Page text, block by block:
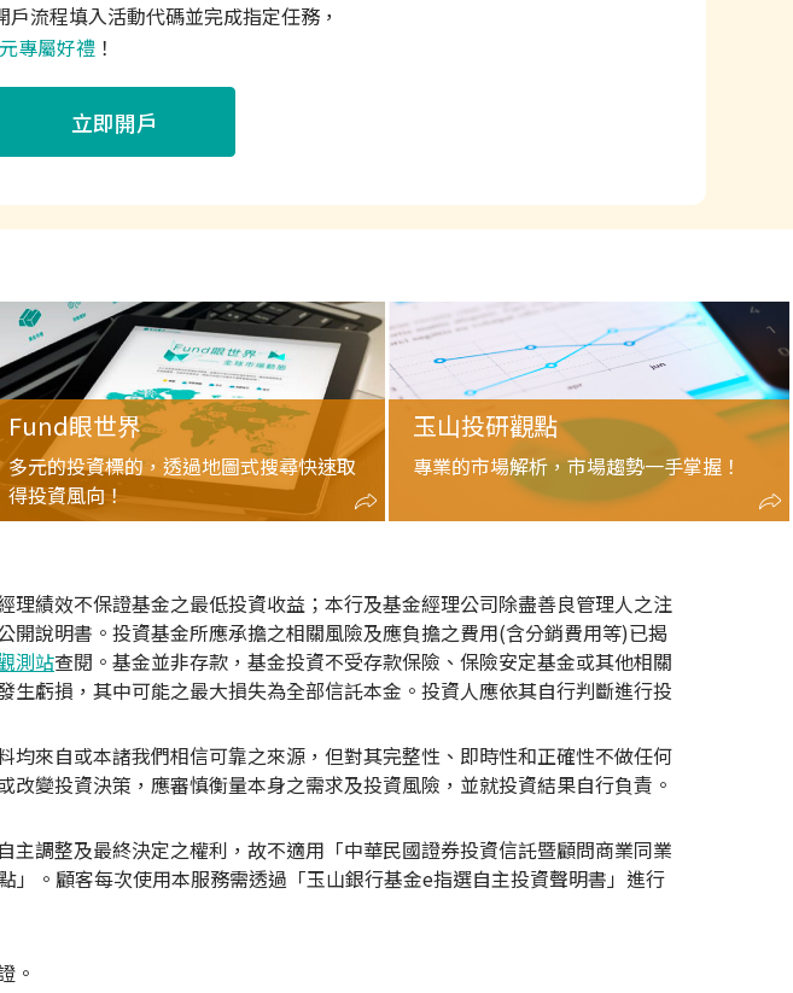
流程填入活動代碼並完成指定任務，
專屬好禮！
立即開戶
Fund眼世界
多元的投資標的，透過地圖式搜尋快速取
得投資風向！
玉山投研觀點
專業的市場解析，市場趨勢一手掌握！
績效不保證基金之最低投資收益；本行及基金經理公司除盡善良管理人之注
說明書。投資基金所應承擔之相關風險及應負擔之費用(含分銷費用等)已揭
測站查閱。基金並非存款，基金投資不受存款保險、保險安定基金或其他相關
虧損，其中可能之最大損失為全部信託本金。投資人應依其自行判斷進行投
均來自或本諸我們相信可靠之來源，但對其完整性、即時性和正確性不做任何
變投資決策，應審慎衡量本身之需求及投資風險，並就投資結果自行負責。
調整及最終決定之權利，故不適用「中華民國證券投資信託暨顧問商業同業
。顧客每次使用本服務需透過「玉山銀行基金e指選自主投資聲明書」進行
。